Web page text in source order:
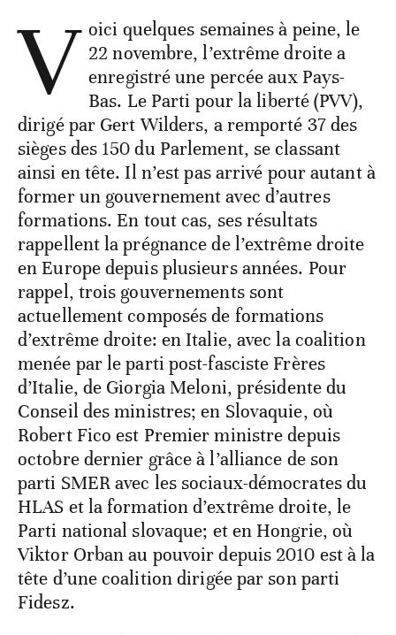
V oici quelques semaines à peine, le
22 novembre, l’extrême droite a
enregistré une percée aux Pays-
Bas. Le Parti pour la liberté (PVV),
dirigé par Gert Wilders, a remporté 37 des
sièges des 150 du Parlement, se classant
ainsi en tête. Il n’est pas arrivé pour autant à
former un gouvernement avec d’autres
formations. En tout cas, ses résultats
rappellent la prégnance de l’extrême droite
en Europe depuis plusieurs années. Pour
rappel, trois gouvernements sont
actuellement composés de formations
d’extrême droite: en Italie, avec la coalition
menée par le parti post-fasciste Frères
d’Italie, de Giorgia Meloni, présidente du
Conseil des ministres; en Slovaquie, où
Robert Fico est Premier ministre depuis
octobre dernier grâce à l’alliance de son
parti SMER avec les sociaux-démocrates du
HLAS et la formation d’extrême droite, le
Parti national slovaque; et en Hongrie, où
Viktor Orban au pouvoir depuis 2010 est à la
tête d’une coalition dirigée par son parti
Fidesz.